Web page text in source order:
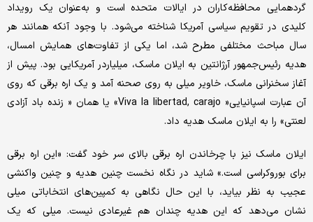
گردهمایی محافظه‌کاران در ایالات متحده است و به‌عنوان یک رویداد
کلیدی در تقویم سیاسی آمریکا شناخته می‌شود. با وجود آنکه همانند هر
سال مباحث مختلفی مطرح شد، اما یکی از تفاوت‌های همایش امسال،
هدیه رئیس‌جمهور آرژانتین به ایلان ماسک، میلیاردر آمریکایی بود. پیش از
آغاز سخنرانی ماسک، خاویر میلی به روی صحنه آمد و یک اره برقی که روی
آن عبارت اسپانیایی« Viva la libertad, carajo» یا همان « زنده باد آزادی
لعنتی» را به ایلان ماسک هدیه داد.
ایلان ماسک نیز با چرخاندن اره برقی بالای سر خود گفت: «این اره برقی
برای بوروکراسی است.» شاید در نگاه نخست چنین هدیه و چنین واکنشی
عجیب به ‌نظر بیاید، با این حال نگاهی به کمپین‌های انتخاباتی میلی
نشان می‌دهد که این هدیه چندان هم غیرعادی نیست. میلی که یک